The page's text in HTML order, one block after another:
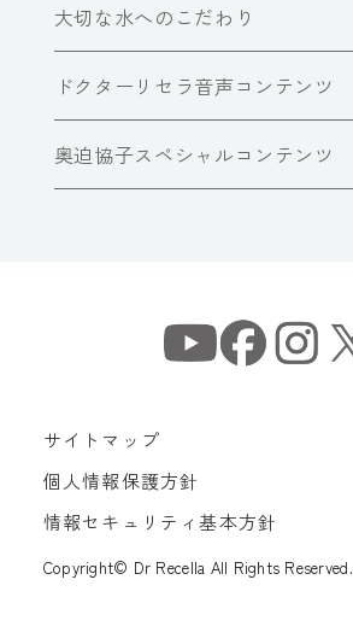
大切な水へのこだわり
ドクターリセラ音声コンテンツ
奥迫協子スペシャルコンテンツ
サイトマップ
個人情報保護方針
情報セキュリティ基本方針
Copyright© Dr Recella All Rights Reserved.